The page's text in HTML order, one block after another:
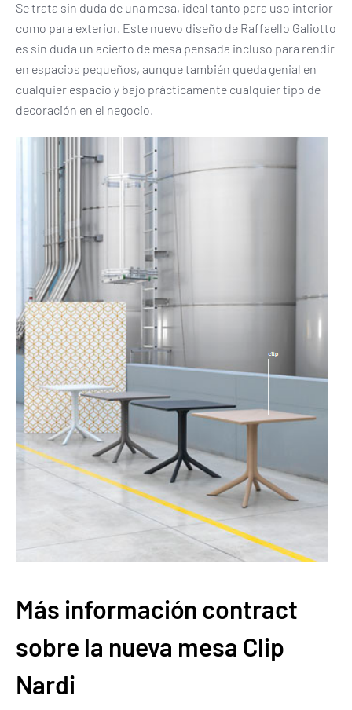
Se trata sin duda de una mesa, ideal tanto para uso interior
como para exterior. Este nuevo diseño de Raffaello Galiotto
es sin duda un acierto de mesa pensada incluso para rendir
en espacios pequeños, aunque también queda genial en
cualquier espacio y bajo prácticamente cualquier tipo de
decoración en el negocio.
Más información contract
sobre la nueva mesa Clip
Nardi